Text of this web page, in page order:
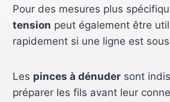
Pour des mesures plus
tension peut également être
rapidement si une ligne est
Les pinces à dénudersont
préparer les fils avant leur